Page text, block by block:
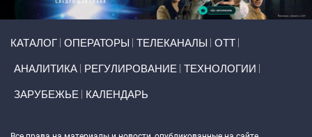
КАТАЛОГ ОПЕРАТОРЫ ТЕЛЕКАНАЛЫ ОТТ
АНАЛИТИКА РЕГУЛИРОВАНИЕ ТЕХНОЛОГИИ
ЗАРУБЕЖЬЕ КАЛЕНДАРЬ